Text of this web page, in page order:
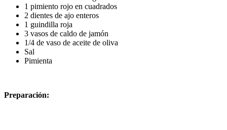
1 pimiento rojo en cuadrados
2 dientes de ajo enteros
1 guindilla roja
3 vasos de caldo de jamón
1/4 de vaso de aceite de oliva
Sal
Pimienta
Preparación: